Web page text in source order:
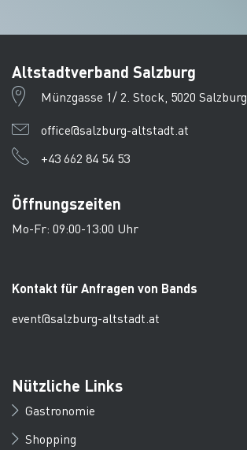
Altstadtverband Salzburg
Münzgasse 1/ 2. Stock, 5020 Salzburg
office@salzburg-altstadt.at
+43 662 84 54 53
Öffnungszeiten
Mo-Fr: 09:00-13:00 Uhr
Kontakt für Anfragen von Bands
event@salzburg-altstadt.at
Nützliche Links
Gastronomie
Shopping